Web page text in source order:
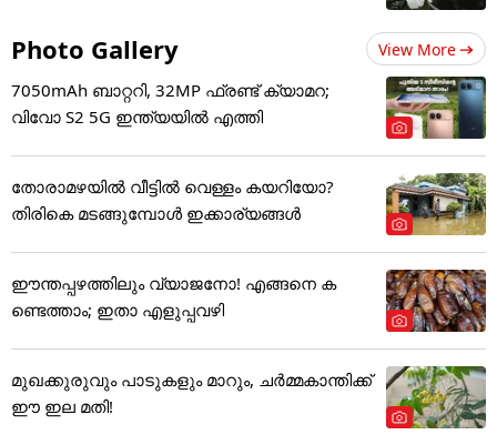
Photo Gallery View More
7050mAh ബാറ്ററി, 32MP ഫ്രണ്ട് ക്യാമറ;
വിവോ S2 5G ഇന്ത്യയിൽ എത്തി
തോരാമഴയിൽ വീട്ടിൽ വെള്ളം കയറിയോ?
തിരികെ മടങ്ങുമ്പോൾ ഇക്കാര്യങ്ങൾ
ഈന്തപ്പഴത്തിലും വ്യാജനോ! എങ്ങനെ ക
ണ്ടെത്താം; ഇതാ എളുപ്പവഴി
മുഖക്കുരുവും പാടുകളും മാറും, ചർമ്മകാന്തിക്ക്
ഈ ഇല മതി!